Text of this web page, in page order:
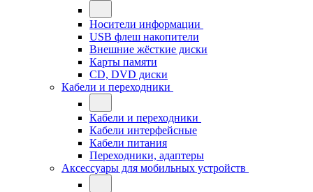
Носители информации
USB флеш накопители
Внешние жёсткие диски
Карты памяти
CD, DVD диски
Кабели и переходники
Кабели и переходники
Кабели интерфейсные
Кабели питания
Переходники, адаптеры
Аксессуары для мобильных устройств